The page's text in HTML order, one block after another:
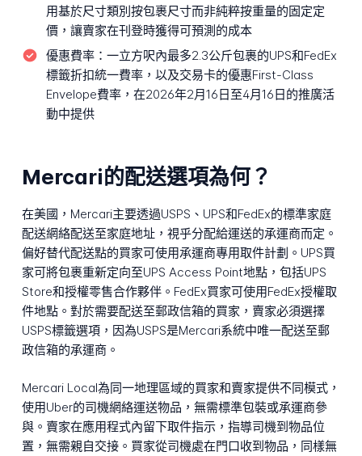
用基於尺寸類別按包裹尺寸而非純粹按重量的固定定
價，讓賣家在刊登時獲得可預測的成本
優惠費率： 一立方呎內最多2.3公斤包裹的UPS和FedEx
標籤折扣統一費率，以及交易卡的優惠First-Class
Envelope費率，在2026年2月16日至4月16日的推廣活
動中提供
Mercari的配送選項為何？
在美國，Mercari主要透過USPS、UPS和FedEx的標準家庭
配送網絡配送至家庭地址，視乎分配給運送的承運商而定。
偏好替代配送點的買家可使用承運商專用取件計劃。UPS買
家可將包裹重新定向至UPS Access Point地點，包括UPS
Store和授權零售合作夥伴。FedEx買家可使用FedEx授權取
件地點。對於需要配送至郵政信箱的買家，賣家必須選擇
USPS標籤選項，因為USPS是Mercari系統中唯一配送至郵
政信箱的承運商。
Mercari Local為同一地理區域的買家和賣家提供不同模式，
使用Uber的司機網絡運送物品，無需標準包裝或承運商參
與。賣家在應用程式內留下取件指示，指導司機到物品位
置，無需親自交接。買家從司機處在門口收到物品，同樣無